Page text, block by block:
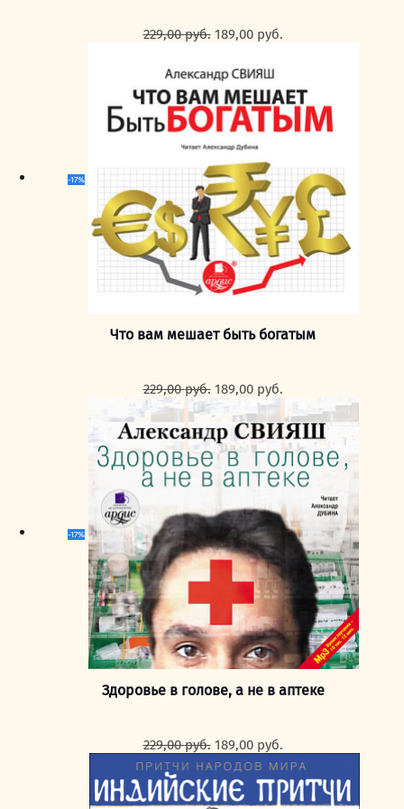
229,00руб. Первоначальная
229,00 руб..
189,00 руб.
-17%
Что вам мешает быть богатым
229,00руб. Первоначальная
цена
составляла
229,00 руб..
189,00 руб.
цена:
189,00 руб..
-17%
Здоровье в голове, а не в аптеке
229,00руб. Первоначальная
цена
составляла
229,00 руб..
189,00 руб.
цена:
189,00 руб..